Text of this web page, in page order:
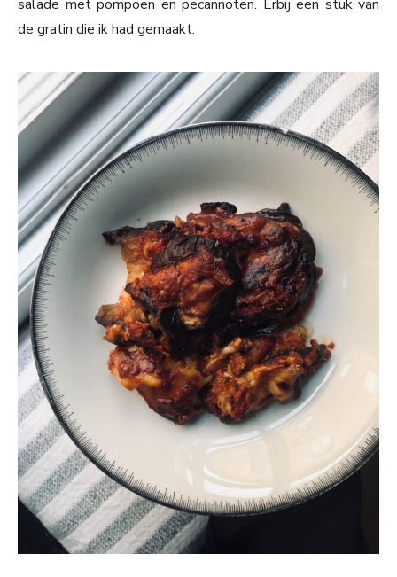
salade met pompoen en pecannoten. Erbij een stuk van
de gratin die ik had gemaakt.